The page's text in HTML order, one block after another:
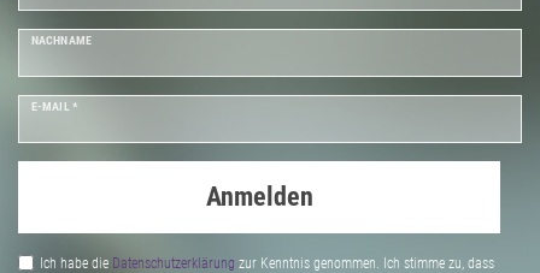
NACHNAME
E-MAIL *
Anmelden
Ich habe die Daten­schutz­erklärung zur Kenntnis genommen. Ich stimme zu, dass